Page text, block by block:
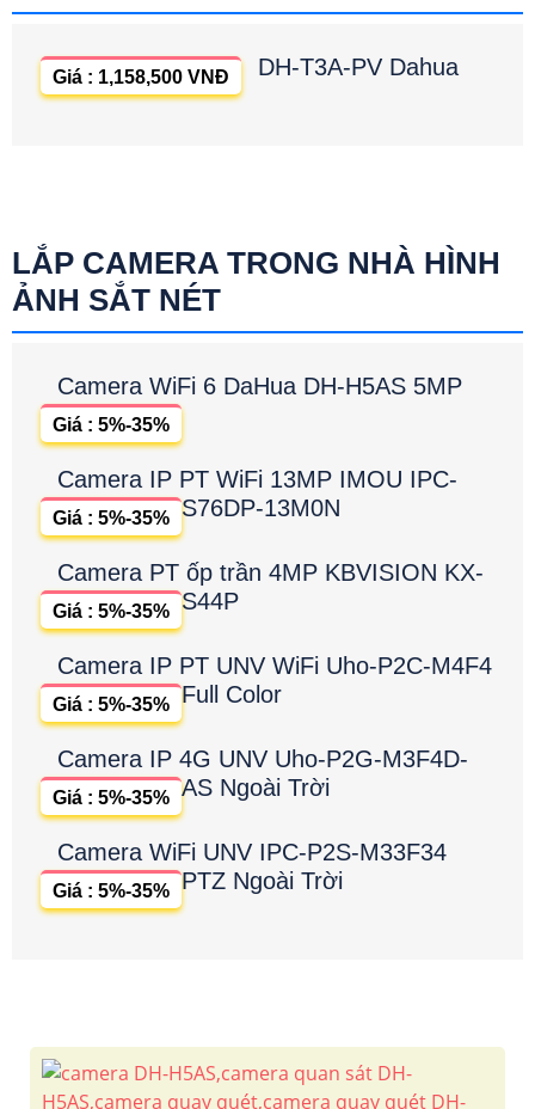
DH-T3A-PV Dahua
Giá : 1,158,500 VNĐ
LẮP CAMERA TRONG NHÀ HÌNH
ẢNH SẮT NÉT
Camera WiFi 6 DaHua DH-H5AS 5MP
Giá : 5%-35%
Camera IP PT WiFi 13MP IMOU IPC-
S76DP-13M0N
Giá : 5%-35%
Camera PT ốp trần 4MP KBVISION KX-
S44P
Giá : 5%-35%
Camera IP PT UNV WiFi Uho-P2C-M4F4
Full Color
Giá : 5%-35%
Camera IP 4G UNV Uho-P2G-M3F4D-
AS Ngoài Trời
Giá : 5%-35%
Camera WiFi UNV IPC-P2S-M33F34
PTZ Ngoài Trời
Giá : 5%-35%